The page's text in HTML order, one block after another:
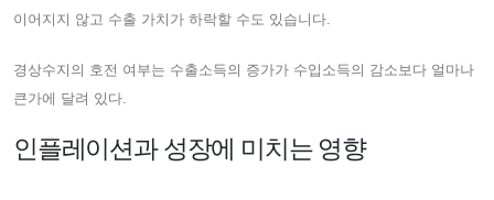
이어지지 않고 수출 가치가 하락할 수도 있습니다.
경상수지의 호전 여부는 수출소득의 증가가 수입소득의 감소보다 얼마나
큰가에 달려 있다.
인플레이션과 성장에 미치는 영향